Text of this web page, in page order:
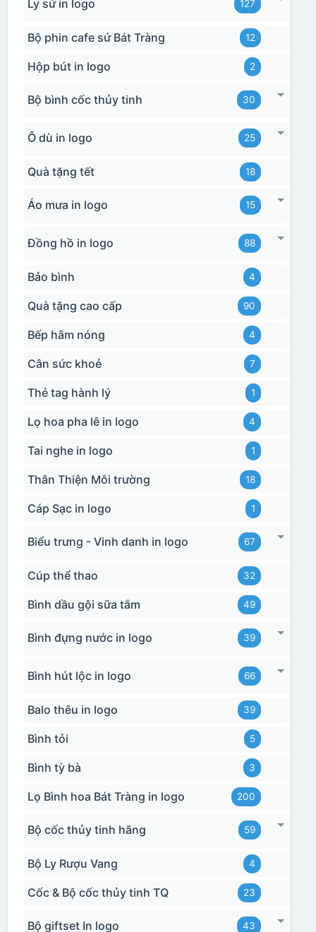
Ly sứ in logo 127
Bộ phin cafe sứ Bát Tràng 12
Hộp bút in logo 2
Bộ bình cốc thủy tinh 30
Ô dù in logo 25
Quà tặng tết 18
Áo mưa in logo 15
Đồng hồ in logo 88
Bảo bình 4
Quà tặng cao cấp 90
Bếp hâm nóng 4
Cân sức khoẻ 7
Thẻ tag hành lý 1
Lọ hoa pha lê in logo 4
Tai nghe in logo 1
Thân Thiện Môi trường 18
Cáp Sạc in logo 1
Biểu trưng - Vinh danh in logo 67
Cúp thể thao 32
Bình dầu gội sữa tắm 49
Bình đựng nước in logo 39
Bình hút lộc in logo 66
Balo thêu in logo 39
Bình tỏi 5
Bình tỳ bà 3
Lọ Bình hoa Bát Tràng in logo 200
Bộ cốc thủy tinh hãng 59
Bộ Ly Rượu Vang 4
Cốc & Bộ cốc thủy tinh TQ 23
Bộ giftset In logo 43